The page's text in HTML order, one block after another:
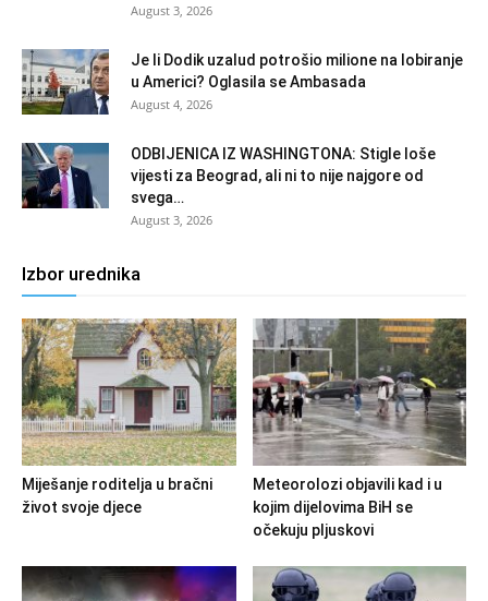
August 3, 2026
Je li Dodik uzalud potrošio milione na lobiranje
u Americi? Oglasila se Ambasada
August 4, 2026
ODBIJENICA IZ WASHINGTONA: Stigle loše
vijesti za Beograd, ali ni to nije najgore od
svega…
August 3, 2026
Izbor urednika
Miješanje roditelja u bračni
život svoje djece
Meteorolozi objavili kad i u
kojim dijelovima BiH se
očekuju pljuskovi